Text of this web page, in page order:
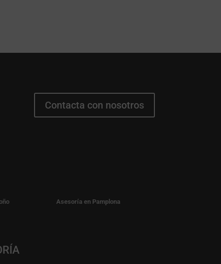
Contacta con nosotros
Asesoría en Pamplona